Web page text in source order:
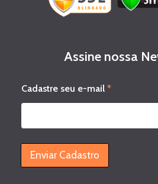
Assine nossa
-
m
i
e
m
Cadastre seu e-mail*
Enviar Cadastro